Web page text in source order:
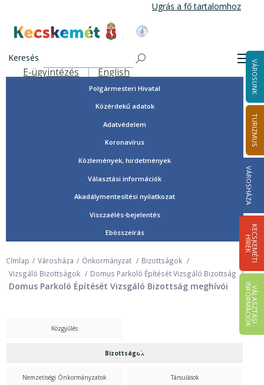
tartalomra
Ugrás a fő tartalomhoz
Kecskemét Város Honlapja
Keresés
Felső navigáció
E-ügyintézés English VÁROSUNK
TURIZMUS
VÁROSHÁZA
K
E
C
S
K
E
M
É
T
I
HÍ
R
E
K
V
Á
L
A
S
Z
T
Á
S
I
IN
F
O
R
M
Á
C
I
Ó
K
Tisztségviselők, képviselők
Országgyűlési képviselők
Önkormányzat
Polgármesteri Hivatal
Közérdekű adatok
Adatvédelem
Koronavírus
Közlemények, hirdetmények
Választási információk
Akadálymentesítési nyilatkozat
Visszaélés-bejelentés
Ebösszeírás
Címlap Városháza Önkormányzat
Bizottságok
Vizsgáló Bizottságok
Domus Parkoló Építését Vizsgáló Bizottság
Domus Parkoló Építését Vizsgáló Bizottság meghívói
Közgyűlés
Bizottságok
Nemzetiségi Önkormányzatok Társulások